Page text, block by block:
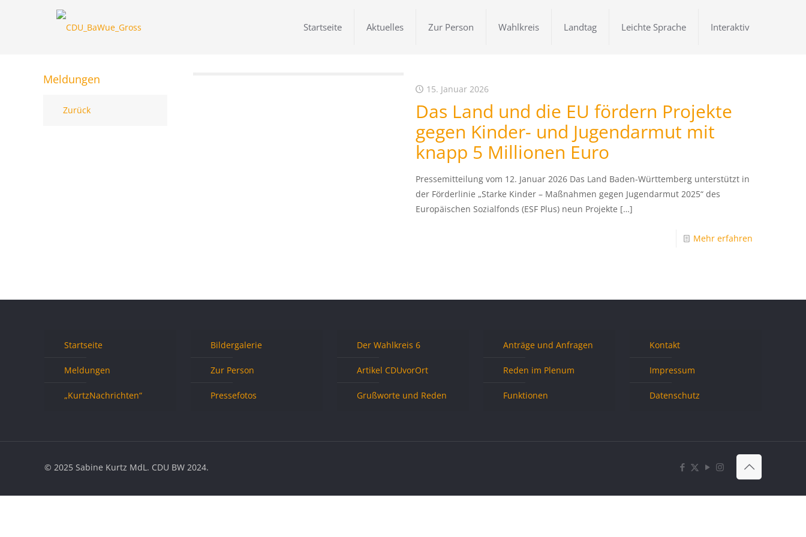
Startseite Aktuelles Zur Person Wahlkreis Landtag Leichte Sprache Interaktiv
15. Januar 2026
Das Land und die EU fördern Projekte
gegen Kinder- und Jugendarmut mit
knapp 5 Millionen Euro
Pressemitteilung vom 12. Januar 2026 Das Land Baden-Württemberg unterstützt in
der Förderlinie „Starke Kinder – Maßnahmen gegen Jugendarmut 2025“ des
Europäischen Sozialfonds (ESF Plus) neun Projekte […]
Mehr erfahren
Meldungen
Zurück
Startseite
Meldungen
„KurtzNachrichten“
Bildergalerie
Zur Person
Pressefotos
Der Wahlkreis 6
Artikel CDUvorOrt
Grußworte und Reden
Anträge und Anfragen
Reden im Plenum
Funktionen
Kontakt
Impressum
Datenschutz
© 2025 Sabine Kurtz MdL. CDU BW 2024.